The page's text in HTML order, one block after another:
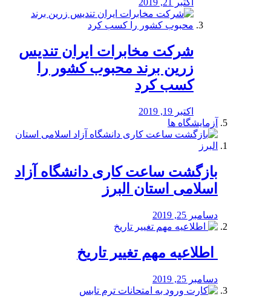
اکتبر 21, 2019
شرکت مخابرات ایران تندیس
زرین برند محبوب کشور را
کسب کرد
اکتبر 19, 2019
آزمایشگاه ها
بازگشت ساعت کاری دانشگاه آزاد
اسلامی استان البرز
دسامبر 25, 2019
️ اطلاعیه مهم تغییر تاریخ
دسامبر 25, 2019